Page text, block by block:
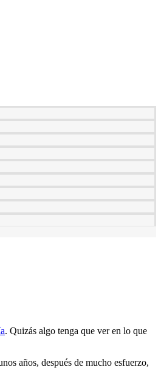
. Quizás algo tenga que ver en lo que
años, después de mucho esfuerzo,